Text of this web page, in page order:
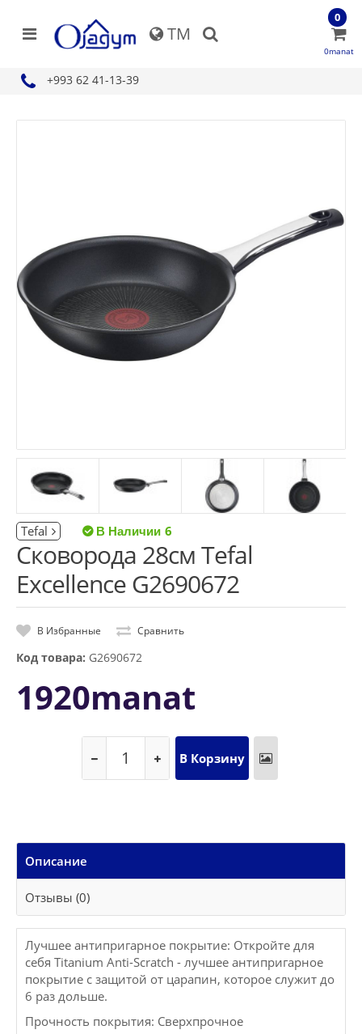
TM
+993 62 41-13-39
0
0manat
Tefal 6
Сковорода 28см Tefal
Excellence G2690672
В Избранные Сравнить
Код товара: G2690672
1920manat
Описание
Отзывы (0)
Лучшее антипригарное покрытие: Откройте для
себя Titanium Anti-Scratch - лучшее антипригарное
покрытие с защитой от царапин, которое служит до
6 раз дольше.
Прочность покрытия: Сверхпрочное